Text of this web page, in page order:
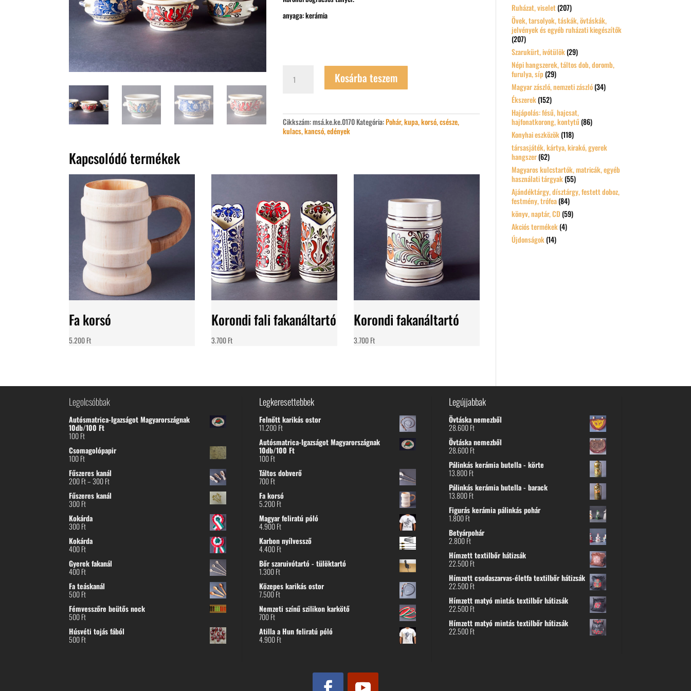
anyaga: kerámia
bográcsos
Kosárba teszem
Cikkszám:msá.ke.ke.0170 Kategória:Pohár, kupa, korsó, csésze,
kulacs, kancsó, edények
Kapcsolódó termékek
Fa korsó
5.200Ft
Korondi fali fakanáltartó
3.700Ft
Korondi fakanáltartó
3.700Ft
Ruházat, viselet(207)
Övek, tarsolyok, táskák, övtáskák,
jelvények és egyéb ruházati kiegészítők
(207)
Szarukürt, ivótülök(29)
Népi hangszerek, táltos dob, doromb,
furulya, síp (29)
Magyar zászló, nemzeti zászló(34)
Ékszerek(152)
Hajápolás: fésű, hajcsat,
hajfonatkorong, kontytű(86)
Konyhai eszközök(118)
társasjáték, kártya, kirakó, gyerek
hangszer(62)
Magyaros kulcstartók, matricák, egyéb
használati tárgyak(55)
Ajándéktárgy, dísztárgy, festett doboz,
festmény, trófea(84)
könyv, naptár, CD (59)
Akciós termékek(4)
Újdonságok(14)
Legolcsóbbak
Autósmatrica-Igazságot Magyarországnak
10db/100 Ft
100Ft
Csomagolópapir
100Ft
Fűszeres kanál
200Ft– 300FtÁrtartomány:
-
Fűszeres kanál
300Ft
Kokárda
300Ft
Kokárda
400Ft
Gyerek fakanál
400Ft
Fa teáskanál
500Ft
Fémvesszőre beütős nock
500Ft
Húsvéti tojás fából
500Ft
Legkeresettebbek
Felnőtt karikás ostor
11.200Ft
Autósmatrica-Igazságot Magyarországnak
10db/100 Ft
100Ft
Táltos dobverő
700Ft
Fa korsó
5.200Ft
Magyar feliratú póló
4.900Ft
Karbon nyílvessző
4.400Ft
Bőr szaruivótartó - tülöktartó
1.300Ft
Közepes karikás ostor
7.500Ft
Nemzeti színű szilikon karkötő
700Ft
Atilla a Hun feliratú póló
4.900Ft
Legújjabbak
Övtáska nemezből
28.600Ft
Övtáska nemezből
28.600Ft
Pálinkás kerámia butella - körte
13.800Ft
Pálinkás kerámia butella - barack
13.800Ft
Figurás kerámia pálinkás pohár
1.800Ft
Betyárpohár
2.800Ft
Hímzett textilbőr hátizsák
22.500Ft
Hímzett csodaszarvas-életfa textilbőr hátizsák
22.500Ft
Hímzett matyó mintás textilbőr hátizsák
22.500Ft
Hímzett matyó mintás textilbőr hátizsák
22.500Ft